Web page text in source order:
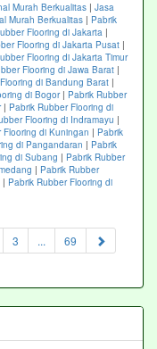
Murah Berkualitas | Jasa
Murah Berkualitas | Pabrik
Flooring di Jakarta |
Flooring di Jakarta Pusat |
Flooring di Jakarta Timur
Flooring di Jawa Barat |
di Bandung Barat |
di Bogor| Pabrik Rubber
| Pabrik Rubber Flooring di
Flooring di Indramayu |
Flooring di Kuningan | Pabrik
di Pangandaran | Pabrik
di Subang | Pabrik Rubber
| Pabrik Rubber
| Pabrik Rubber Flooring di
3 ... 69